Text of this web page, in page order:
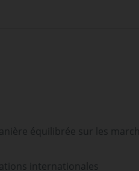
équilibrée sur les
internationales